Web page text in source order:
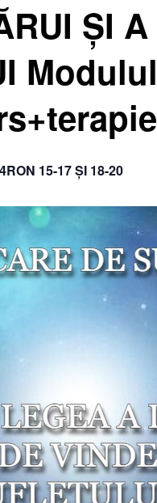
ȘI
15-17 ȘI 18-20